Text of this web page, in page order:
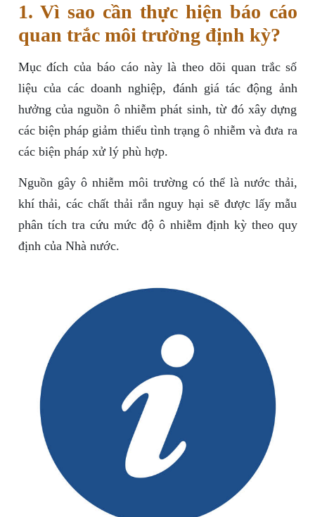
1. Vì sao cần thực hiện báo cáo
quan trắc môi trường định kỳ?
Mục đích của báo cáo này là theo dõi quan trắc số
liệu của các doanh nghiệp, đánh giá tác động ảnh
hưởng của nguồn ô nhiễm phát sinh, từ đó xây dựng
các biện pháp giảm thiểu tình trạng ô nhiễm và đưa ra
các biện pháp xử lý phù hợp.
Nguồn gây ô nhiễm môi trường có thể là nước thải,
khí thải, các chất thải rắn nguy hại sẽ được lấy mẫu
phân tích tra cứu mức độ ô nhiễm định kỳ theo quy
định của Nhà nước.